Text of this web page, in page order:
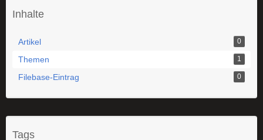
Inhalte
Artikel 0
Themen 1
Filebase-Eintrag 0
Tags